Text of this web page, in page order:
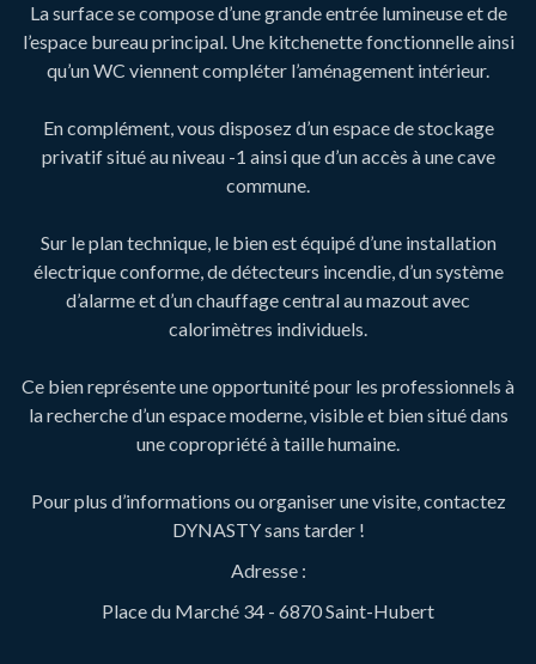
La surface se compose d’une grande entrée lumineuse et de
l’espace bureau principal. Une kitchenette fonctionnelle ainsi
qu’un WC viennent compléter l’aménagement intérieur.
En complément, vous disposez d’un espace de stockage
privatif situé au niveau -1 ainsi que d’un accès à une cave
commune.
Sur le plan technique, le bien est équipé d’une installation
électrique conforme, de détecteurs incendie, d’un système
d’alarme et d’un chauffage central au mazout avec
calorimètres individuels.
Ce bien représente une opportunité pour les professionnels à
la recherche d’un espace moderne, visible et bien situé dans
une copropriété à taille humaine.
Pour plus d’informations ou organiser une visite, contactez
DYNASTY sans tarder !
Adresse :
Place du Marché 34 - 6870 Saint-Hubert